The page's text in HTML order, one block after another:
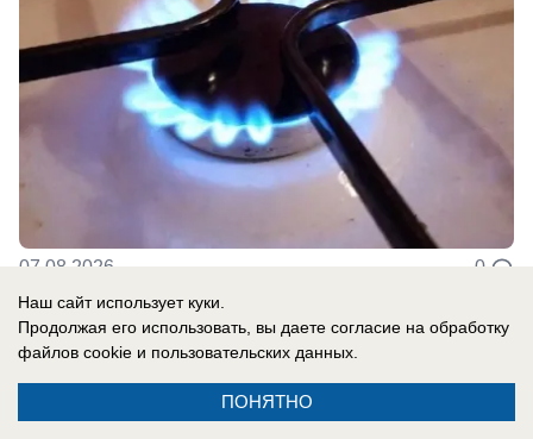
07.08.2026 0
Общество
электроснабжения рассказал Балицкий
Наш сайт использует куки.
Продолжая его использовать, вы даете согласие на обработку
файлов cookie и пользовательских данных.
ПОНЯТНО